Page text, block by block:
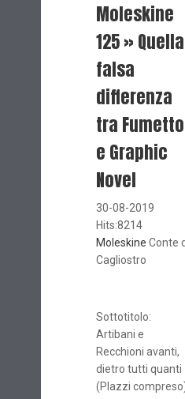
Moleskine
125 » Quella
falsa
differenza
tra Fumetto
e Graphic
Novel
30-08-2019
Hits:8214
Moleskine Conte
Cagliostro
Sottotitolo:
Artibani e
Recchioni avanti,
dietro tutti quanti
(Plazzi